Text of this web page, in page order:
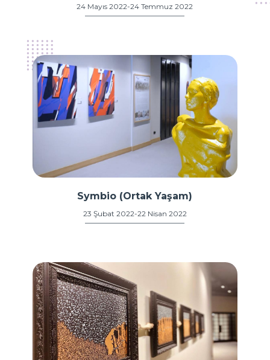
24 Mayıs 2022-24 Temmuz 2022
Symbio (Ortak Yaşam)
23 Şubat 2022-22 Nisan 2022